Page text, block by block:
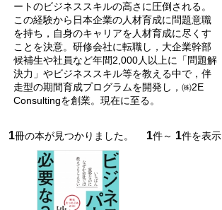
ートのビジネススキルの高さに圧倒される。
この経験から日本企業の人材育成に問題意職
を持ち，自身のキャリアを人材育成に尽くす
ことを決意。研修会社に転職し，大企業幹部
候補生や社員など年間2,000人以上に「問題解
決力」やビジネススキル等を教える中で，伴
走型の期間育成プログラムを開発し，㈱2E
Consultingを創業。現在に至る。
1冊の本が見つかりました。 1件～ 1件を表示